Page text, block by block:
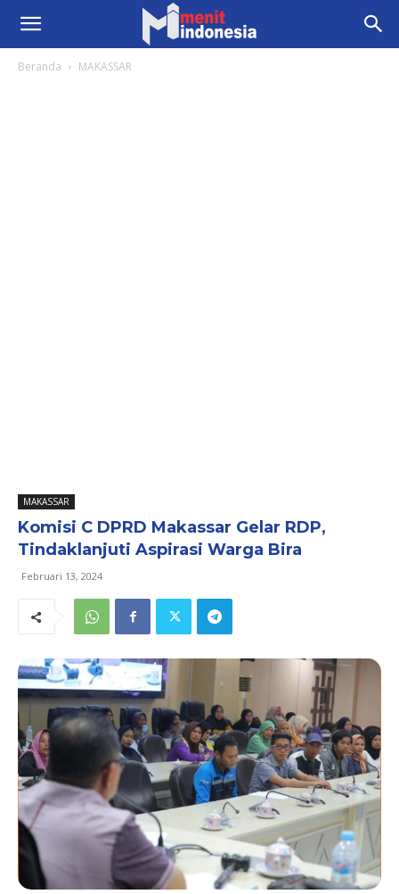
Beranda MAKASSAR
MAKASSAR
Komisi C DPRD Makassar Gelar RDP,
Tindaklanjuti Aspirasi Warga Bira
Februari 13, 2024